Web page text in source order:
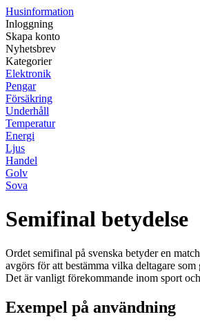
Husinformation
Inloggning
Skapa konto
Nyhetsbrev
Kategorier
Elektronik
Pengar
Försäkring
Underhåll
Temperatur
Energi
Ljus
Handel
Golv
Sova
Semifinal betydelse
Ordet semifinal på svenska betyder en
avgörs för att bestämma vilka deltagare
Det är vanligt förekommande inom sport
Exempel på användning